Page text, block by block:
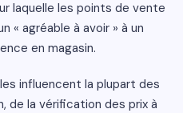
laquelle les points de vente
« agréable à avoir » à un
en magasin.
influencent la plupart des
de la vérification des prix à